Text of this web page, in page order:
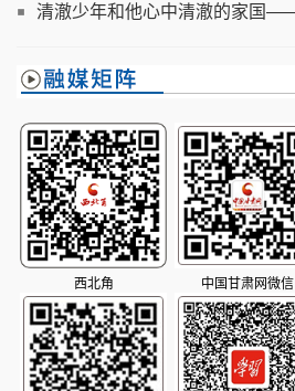
清澈少年和他心中清澈的家国
西北角 中国甘肃网微信